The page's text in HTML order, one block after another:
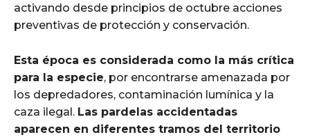
activando desde principios de octubre acciones
preventivas de protección y conservación.
Esta época es considerada como la más crítica
para la especie, por encontrarse amenazada por
los depredadores, contaminación lumínica y la
caza ilegal. Las pardelas accidentadas
aparecen en diferentes tramos del territorio